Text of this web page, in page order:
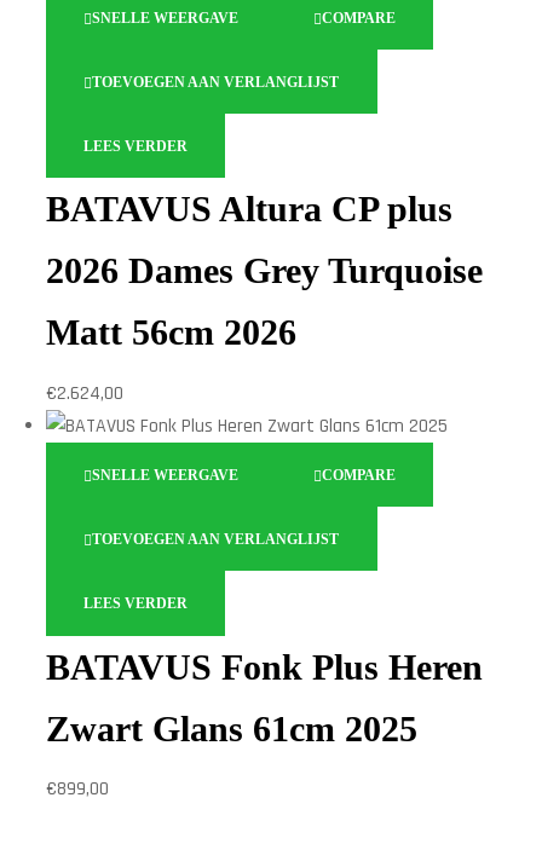
SNELLE WEERGAVE COMPARE
TOEVOEGEN AAN VERLANGLIJST
LEES VERDER
BATAVUS Altura CP plus
2026 Dames Grey Turquoise
Matt 56cm 2026
€2.624,00
SNELLE WEERGAVE COMPARE
TOEVOEGEN AAN VERLANGLIJST
LEES VERDER
BATAVUS Fonk Plus Heren
Zwart Glans 61cm 2025
€899,00